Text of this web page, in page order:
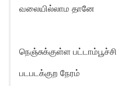
வலையில்லாம தானே
நெஞ்சுக்குள்ள பட்டாம்பூச்சி
படபடக்குற நேரம்